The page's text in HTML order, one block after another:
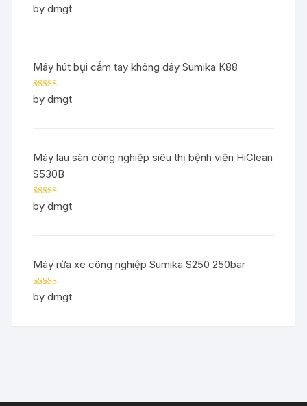
Rated5out
of 5
by dmgt
Máy hút bụi cầm tay không dây Sumika K88
Rated5out
of 5
by dmgt
Máy lau sàn công nghiệp siêu thị bệnh viện HiClean
S530B
Rated5out
of 5
by dmgt
Máy rửa xe công nghiệp Sumika S250 250bar
Rated5out
of 5
by dmgt